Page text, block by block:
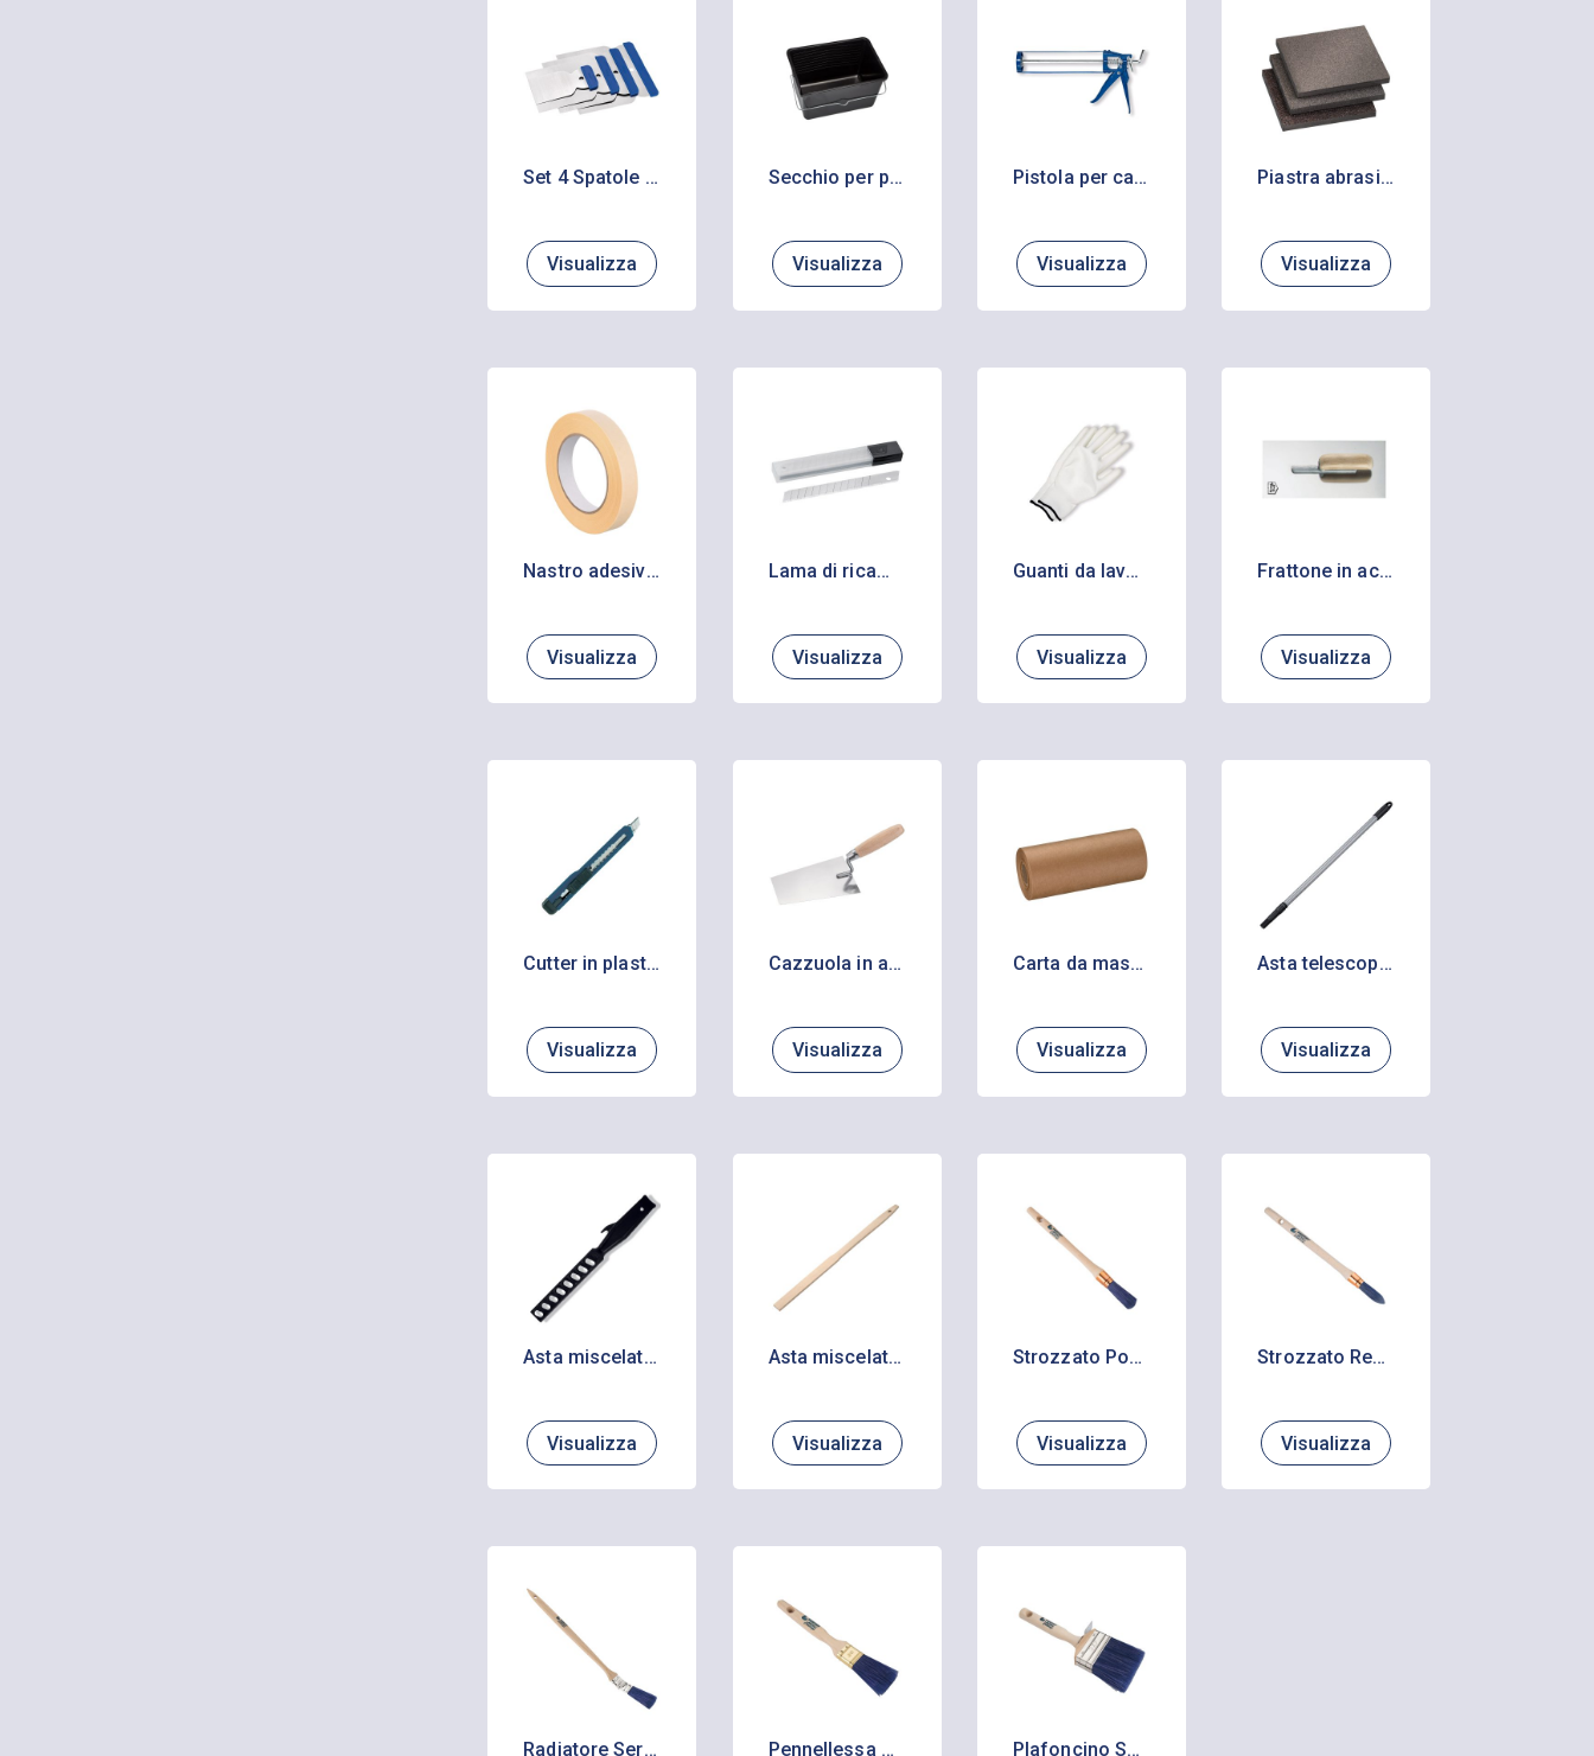
Set 4 Spatole Giapponesi
Visualizza
Secchio per pittura rettangolare
Visualizza
Pistola per cartucce
Visualizza
Piastra abrasiva
Visualizza
Nastro adesivo in carta crespata Premium gomma naturale
Visualizza
Lama di ricambio
Visualizza
Guanti da lavoro Senso Grip rivestiti in poliuretano
Visualizza
Frattone in acciaio inox con manico in legno cerato
Visualizza
Cutter in plastica autobloccante con guida metallo
Visualizza
Cazzuola in acciaio inox con manico in legno
Visualizza
Carta da mascheratura riciclata idrorepellente gr 40
Visualizza
Asta telescopica in acciaio verniciato a polvere
Visualizza
Asta miscelatrice in plastica colore nero
Visualizza
Asta miscelatrice in legno
Visualizza
Strozzato Pouce Serie 128 tondo
Visualizza
Strozzato Rechampir Serie 119 a punta
Visualizza
Radiatore Serie 31 Pennellessa Serie 32 Plafoncino Serie 110